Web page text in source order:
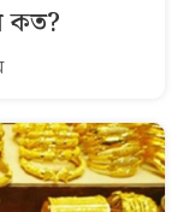
কত?